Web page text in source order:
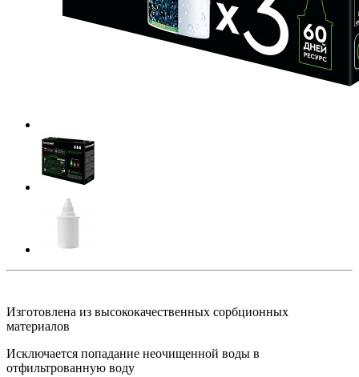
Изготовлена из высококачественных сорбционных
материалов
Исключается попадание неочищенной воды в
отфильтрованную воду